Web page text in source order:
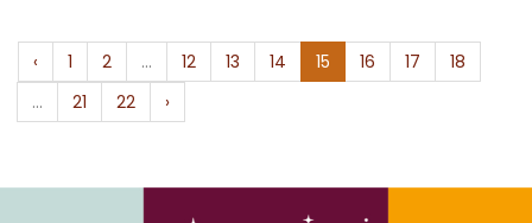
‹ 1 2 ... 12 13 14 15 16 17
18
...
21 22 ›